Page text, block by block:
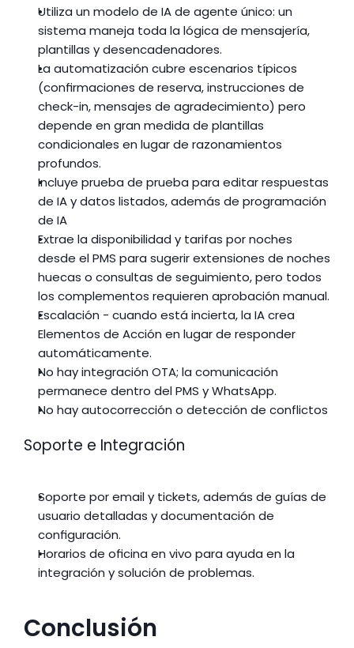
Utiliza un modelo de IA de agente único: un
sistema maneja toda la lógica de mensajería,
plantillas y desencadenadores.
La automatización cubre escenarios típicos
(confirmaciones de reserva, instrucciones de
check-in, mensajes de agradecimiento) pero
depende en gran medida de plantillas
condicionales en lugar de razonamientos
profundos.
Incluye prueba de prueba para editar respuestas
de IA y datos listados, además de programación
de IA
Extrae la disponibilidad y tarifas por noches
desde el PMS para sugerir extensiones de noches
huecas o consultas de seguimiento, pero todos
los complementos requieren aprobación manual.
Escalación - cuando está incierta, la IA crea
Elementos de Acción en lugar de responder
automáticamente.
No hay integración OTA; la comunicación
permanece dentro del PMS y WhatsApp.
No hay autocorrección o detección de conflictos
Soporte e Integración
Soporte por email y tickets, además de guías de
usuario detalladas y documentación de
configuración.
Horarios de oficina en vivo para ayuda en la
integración y solución de problemas.
Conclusión